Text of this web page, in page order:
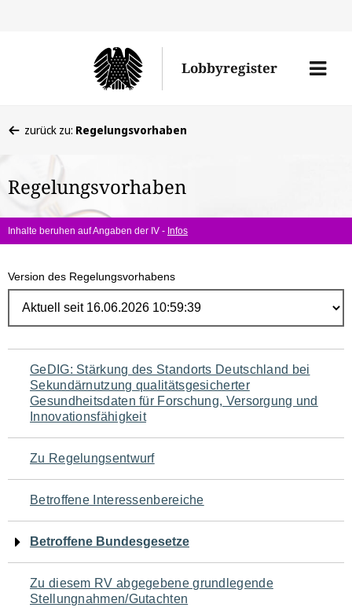
Lobbyregister
Menü
befinden
hier:
zurück zu: Regelungsvorhaben
Regelungsvorhaben
Inhalte beruhen auf Angaben der IV - Infos
Version des Regelungsvorhabens
Navigation
für
den
Seiteninhalt
GeDIG: Stärkung des Standorts Deutschland bei
Sekundärnutzung qualitätsgesicherter
Gesundheitsdaten für Forschung, Versorgung und
Innovationsfähigkeit
Zu Regelungsentwurf
Betroffene Interessenbereiche
Betroffene Bundesgesetze
Zu diesem RV abgegebene grundlegende
Stellungnahmen/Gutachten